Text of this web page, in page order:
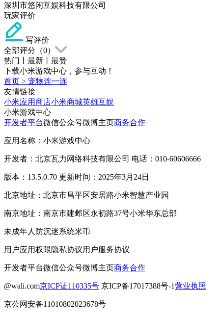
深圳市悠闲互娱科技有限公司
玩家评价
写评价
全部评分（0）
热门
最新
最赞
下载小米游戏中心，参与互动！
首页 > 宠物连一连
友情链接
小米应用商店小米商城英雄互娱
小米游戏中心
开发者平台微信公众号微博主页商务合作
应用名称：小米游戏中心
开发者：北京瓦力网络科技有限公司 电话：010-60606666
版本：13.5.0.70 更新时间：2025年3月24日
北京地址：北京市昌平区安居路小米智慧产业园
南京地址：南京市建邺区永初路37号小米华东总部
未成年人防沉迷系统米币
用户应用权限隐私协议用户服务协议
开发者平台微信公众号微博主页商务合作
@wali.com京ICP证110335号 京ICP备17017388号-1营业执照
京公网安备11010802023678号